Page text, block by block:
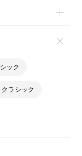
ック
クラシック